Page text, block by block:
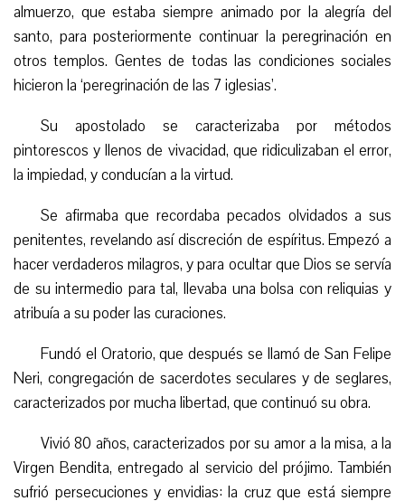
almuerzo, que estaba siempre animado por la alegría del
santo, para posteriormente continuar la peregrinación en
otros templos. Gentes de todas las condiciones sociales
hicieron la ‘peregrinación de las 7 iglesias’.
Su apostolado se caracterizaba por métodos
pintorescos y llenos de vivacidad, que ridiculizaban el error,
la impiedad, y conducían a la virtud.
Se afirmaba que recordaba pecados olvidados a sus
penitentes, revelando así discreción de espíritus. Empezó a
hacer verdaderos milagros, y para ocultar que Dios se servía
de su intermedio para tal, llevaba una bolsa con reliquias y
atribuía a su poder las curaciones.
Fundó el Oratorio, que después se llamó de San Felipe
Neri, congregación de sacerdotes seculares y de seglares,
caracterizados por mucha libertad, que continuó su obra.
Vivió 80 años, caracterizados por su amor a la misa, a la
Virgen Bendita, entregado al servicio del prójimo. También
sufrió persecuciones y envidias: la cruz que está siempre